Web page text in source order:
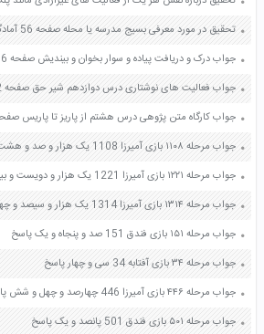
تحقیق در مورد معرفی بسیج مدرسه یا محله صفحه 56 آمادگی دفاعی دهم
جواب درک و دریافت پیاده و سوار بخوان و بیندیش صفحه 96 فارسی ششم
جواب فعالیت های نوشتاری درس دوازدهم شیر حق صفحه 92 فارسی هشتم
جواب مرحله ۱۱۰۸ بازی آمیرزا 1108 یک هزار و صد و هشت پاسخ
جواب مرحله ۱۲۲۱ بازی آمیرزا 1221 یک هزار و دویست و بیست و یک پاسخ
جواب مرحله ۱۳۱۴ بازی آمیرزا 1314 یک هزار و سیصد و چهارده پاسخ
جواب مرحله ۱۵۱ بازی فندق 151 صد و پنجاه و یک پاسخ
جواب مرحله ۳۴ بازی آفتابه 34 سی و چهار پاسخ
جواب مرحله ۴۴۶ بازی آمیرزا 446 چهارصد و چهل و شش پاسخ
جواب مرحله ۵۰۱ بازی فندق 501 پانصد و یک پاسخ